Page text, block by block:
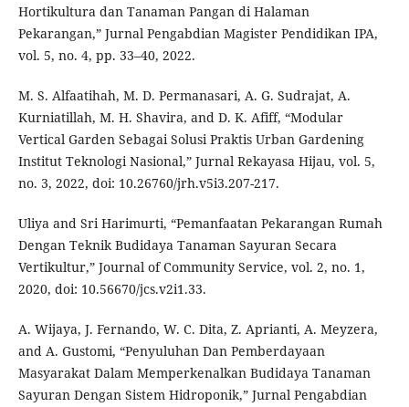
Hortikultura dan Tanaman Pangan di Halaman
Pekarangan,” Jurnal Pengabdian Magister Pendidikan IPA,
vol. 5, no. 4, pp. 33–40, 2022.
M. S. Alfaatihah, M. D. Permanasari, A. G. Sudrajat, A.
Kurniatillah, M. H. Shavira, and D. K. Afiff, “Modular
Vertical Garden Sebagai Solusi Praktis Urban Gardening
Institut Teknologi Nasional,” Jurnal Rekayasa Hijau, vol. 5,
no. 3, 2022, doi: 10.26760/jrh.v5i3.207-217.
Uliya and Sri Harimurti, “Pemanfaatan Pekarangan Rumah
Dengan Teknik Budidaya Tanaman Sayuran Secara
Vertikultur,” Journal of Community Service, vol. 2, no. 1,
2020, doi: 10.56670/jcs.v2i1.33.
A. Wijaya, J. Fernando, W. C. Dita, Z. Aprianti, A. Meyzera,
and A. Gustomi, “Penyuluhan Dan Pemberdayaan
Masyarakat Dalam Memperkenalkan Budidaya Tanaman
Sayuran Dengan Sistem Hidroponik,” Jurnal Pengabdian